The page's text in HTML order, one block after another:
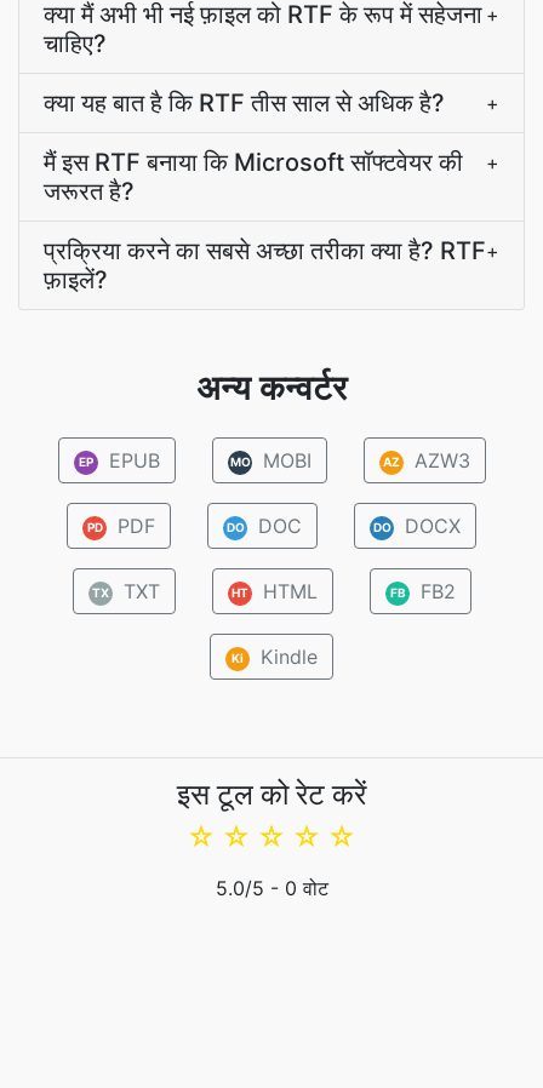
क्या मैं अभी भी नई फ़ाइल को RTF के रूप में सहेजना
चाहिए?
+
क्या यह बात है कि RTF तीस साल से अधिक है? +
मैं इस RTF बनाया कि Microsoft सॉफ्टवेयर की
जरूरत है?
+
प्रक्रिया करने का सबसे अच्छा तरीका क्या है? RTF
फ़ाइलें?
+
अन्य कन्वर्टर
EP EPUB MO MOBI AZ AZW3
PD PDF DO DOC DO DOCX
TX TXT HT HTML FB FB2
Ki Kindle
इस टूल को रेट करें
☆
☆
☆
☆
☆
5.0/5 - 0 वोट